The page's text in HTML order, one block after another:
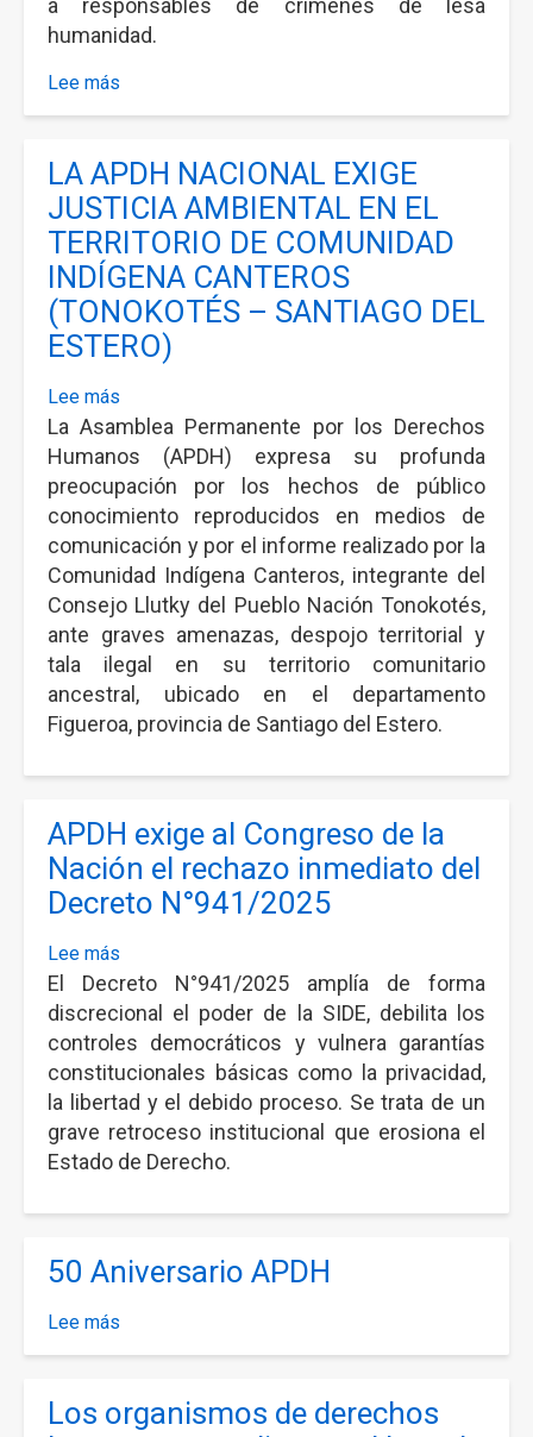
a responsables de crímenes de lesa
humanidad.
Lee más
CAMPAÑA
LOS
COLIMBAS,
TESTIGOS
y
SOBREVIVIENTES
LA APDH NACIONAL EXIGE
JUSTICIA AMBIENTAL EN EL
TERRITORIO DE COMUNIDAD
INDÍGENA CANTEROS
(TONOKOTÉS – SANTIAGO DEL
ESTERO)
Lee más
LA
APDH
NACIONAL
EXIGE
JUSTICIA
AMBIENTAL
EN
EL
TERRITORIO
DE
COMUNIDAD
INDÍGENA
–
SANTIAGO
DEL
ESTERO)
La Asamblea Permanente por los Derechos
Humanos (APDH) expresa su profunda
preocupación por los hechos de público
conocimiento reproducidos en medios de
comunicación y por el informe realizado por la
Comunidad Indígena Canteros, integrante del
Consejo Llutky del Pueblo Nación Tonokotés,
ante graves amenazas, despojo territorial y
tala ilegal en su territorio comunitario
ancestral, ubicado en el departamento
Figueroa, provincia de Santiago del Estero.
APDH exige al Congreso de la
Nación el rechazo inmediato del
Decreto N°941/2025
Lee más
APDH
exige
al
Congreso
de
la
Nación
rechazo
del
El Decreto N°941/2025 amplía de forma
discrecional el poder de la SIDE, debilita los
controles democráticos y vulnera garantías
constitucionales básicas como la privacidad,
la libertad y el debido proceso. Se trata de un
grave retroceso institucional que erosiona el
Estado de Derecho.
50 Aniversario APDH
Lee más
50
APDH
Los organismos de derechos